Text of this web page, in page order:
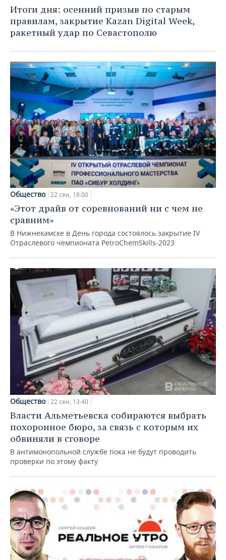
НЕФТЕХИМИЯ
НЕФТЬ
ОПК
ЭНЕРГЕТИКА
РОЗНИЧНАЯ ТОРГОВЛЯ
УСЛУГИ
НОВОСТИ ТЕХНОЛОГИЙ
МЕДИА
ТЕЛЕКОММУНИКАЦИИ
МЕРОПРИЯТИЯ
ВЫЕЗДНАЯ РЕДАКЦИЯ
БИЗНЕС-БРАНЧИ
ONLINE-КОНФЕРЕНЦИИ
ОТКРЫТАЯ ЛЕКЦИЯ
НОВОСТИ СПОРТА
ФУТБОЛ
ХОККЕЙ
БАСКЕТБОЛ
ВОЛЕЙБОЛ
КИБЕРСПОРТ
ФИГУРНОЕ КАТАНИЕ
ВОДНЫЕ ВИДЫ СПОРТА
ОБЩЕСТВО
НОВОСТИ ОБЩЕСТВА
ВЛАСТЬ
ИНФРАСТРУКТУРА
ИСТОРИЯ
КУЛЬТУРА
МЕДИЦИНА
ОБРАЗОВАНИЕ
ФОТОГАЛЕРЕЯ
СЮЖЕТЫ
СПРАВОЧНИК
СПИСОК ПЕРСОН
СПИСОК КОМПАНИЙ
ПОЛНАЯ ВЕРСИЯ
Итоги дня: осенний призыв по старым
правилам, закрытие Kazan Digital Week,
ракетный удар по Севастополю
Общество 22 сен, 18:00
«Этот драйв от соревнований ни с чем не
сравним»
В Нижнекамске в День города состоялось закрытие IV
Отраслевого чемпионата PetroChemSkills-2023
Общество 22 сен, 13:40
Власти Альметьевска собираются выбрать
похоронное бюро, за связь с которым их
обвиняли в сговоре
В антимонопольной службе пока не будут проводить
проверки по этому факту